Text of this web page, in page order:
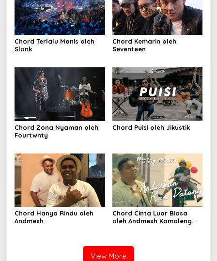
Chord Terlalu Manis oleh
Slank
Chord Kemarin oleh
Seventeen
Chord Zona Nyaman oleh
Fourtwnty
Chord Puisi oleh Jikustik
Chord Hanya Rindu oleh
Andmesh
Chord Cinta Luar Biasa
oleh Andmesh Kamaleng
View More